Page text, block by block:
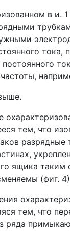
в и.
тока,
постоянного
тем, что
ящика таким
(фиг.
тем, что
ряда